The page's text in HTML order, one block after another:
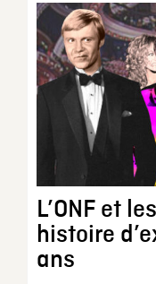
L’ONF et
histoire
ans